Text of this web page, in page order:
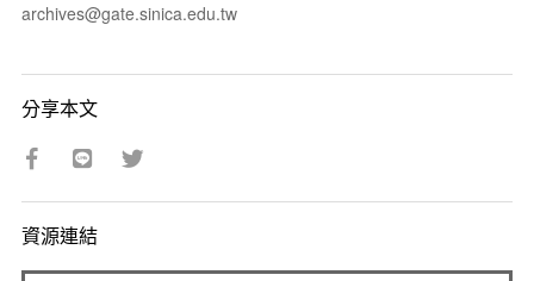
archives@gate.sinica.edu.tw
分享本文
資源連結